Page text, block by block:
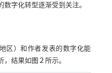
字化转型逐渐受到关注。
区）和作者发表的数字化能
，结果如 图２ 所示。